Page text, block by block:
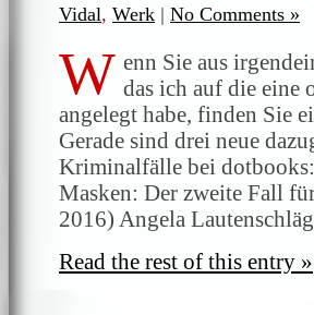
Vidal, Werk | No Comments »
W enn Sie aus
das ich auf die eine
angelegt habe, finden Sie
Gerade sind drei neue
Kriminalfälle bei
Masken: Der zweite Fall
2016) Angela
Read the rest of this entry »